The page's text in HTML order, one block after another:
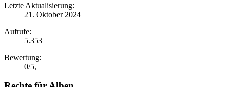
Letzte Aktualisierung:
21. Oktober 2024
Aufrufe:
5.353
Bewertung:
0/5,